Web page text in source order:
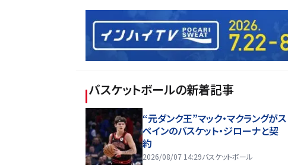
バスケットボールの新着記事
“元ダンク王”マック・マクラングがス
ペインのバスケット・ジローナと契
約
2026/08/07 14:29バスケットボール